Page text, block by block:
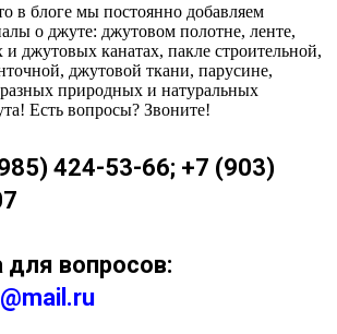
в блоге мы постоянно добавляем
о джуте: джутовом полотне, ленте,
и джутовых канатах, пакле строительной,
джутовой ткани, парусине,
природных и натуральных
Есть вопросы? Звоните!
424-53-66; +7 (903)
для вопросов: